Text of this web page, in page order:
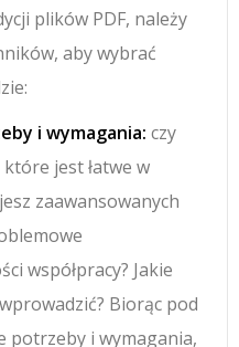
plików PDF, należy
aby wybrać
i wymagania: czy
jest łatwe w
zaawansowanych
współpracy? Jakie
Biorąc pod
potrzeby i wymagania,